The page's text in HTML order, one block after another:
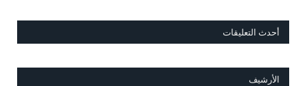
أحدث التعليقات
الأرشيف